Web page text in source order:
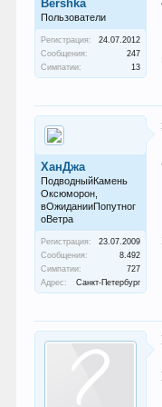
Bershka
Пользователи
Регистрация:
24.07.2012
Сообщения:
247
Симпатии:
13
ХанДжа
ПодводныйКамень
Оксюморон,
вОжиданииПопутног
оВетра
Регистрация:
23.07.2009
Сообщения:
8.492
Симпатии:
727
Адрес:
Санкт-Петербург